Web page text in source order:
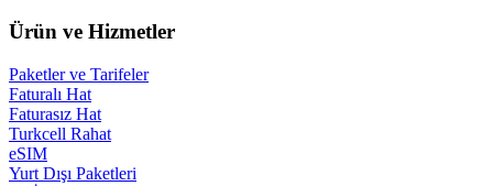
Ürün ve Hizmetler
Paketler ve Tarifeler
Faturalı Hat
Faturasız Hat
Turkcell Rahat
eSIM
Yurt Dışı Paketleri